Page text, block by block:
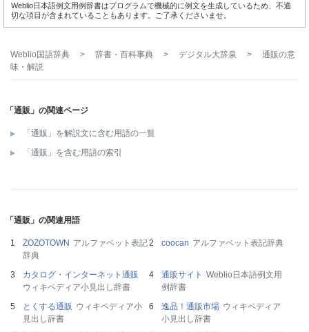
Weblio日本語例文用例辞書はプログラムで機械的に例文を生成しているため、不適
切な項目が含まれていることもあります。ご了承くださいませ。
Weblio国語辞典 > 辞書・百科事典 > デジタル大辞泉 > 通販の意
味・解説
「通販」の関連ページ
「通販」を解説文に含む用語の一覧
「通販」を含む用語の索引
「通販」の関連用語
ZOZOTOWN アルファベット表記
辞典
coocan アルファベット表記辞典
カタログ・インターネット通販
ウィキペディア小見出し辞書
通販サイト Weblio日本語例文用
例辞書
とくする通販 ウィキペディア小
見出し辞書
逸品！通販市場 ウィキペディア
小見出し辞書